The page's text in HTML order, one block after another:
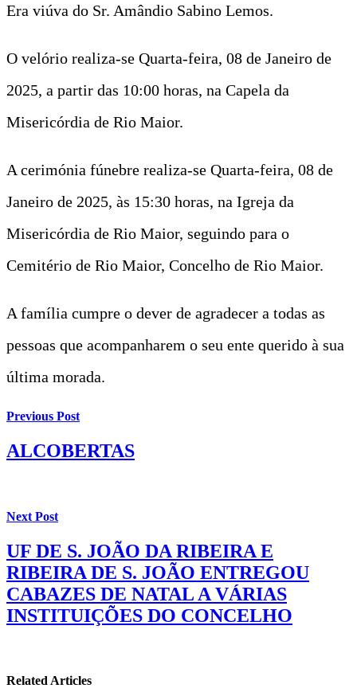
Era viúva do Sr. Amândio Sabino Lemos.
O velório realiza-se Quarta-feira, 08 de Janeiro de
2025, a partir das 10:00 horas, na Capela da
Misericórdia de Rio Maior.
A cerimónia fúnebre realiza-se Quarta-feira, 08 de
Janeiro de 2025, às 15:30 horas, na Igreja da
Misericórdia de Rio Maior, seguindo para o
Cemitério de Rio Maior, Concelho de Rio Maior.
A família cumpre o dever de agradecer a todas as
pessoas que acompanharem o seu ente querido à sua
última morada.
Previous Post
ALCOBERTAS
Next Post
UF DE S. JOÃO DA RIBEIRA E
RIBEIRA DE S. JOÃO ENTREGOU
CABAZES DE NATAL A VÁRIAS
INSTITUIÇÕES DO CONCELHO
Related Articles